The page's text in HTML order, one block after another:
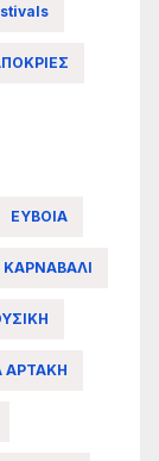
ΕΥΒΟΙΑ
ΚΑΡΝΑΒΑΛΙ
ΑΡΤΑΚΗ